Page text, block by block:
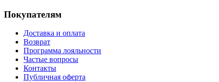
Покупателям
Доставка и оплата
Возврат
Программа лояльности
Частые вопросы
Контакты
Публичная оферта